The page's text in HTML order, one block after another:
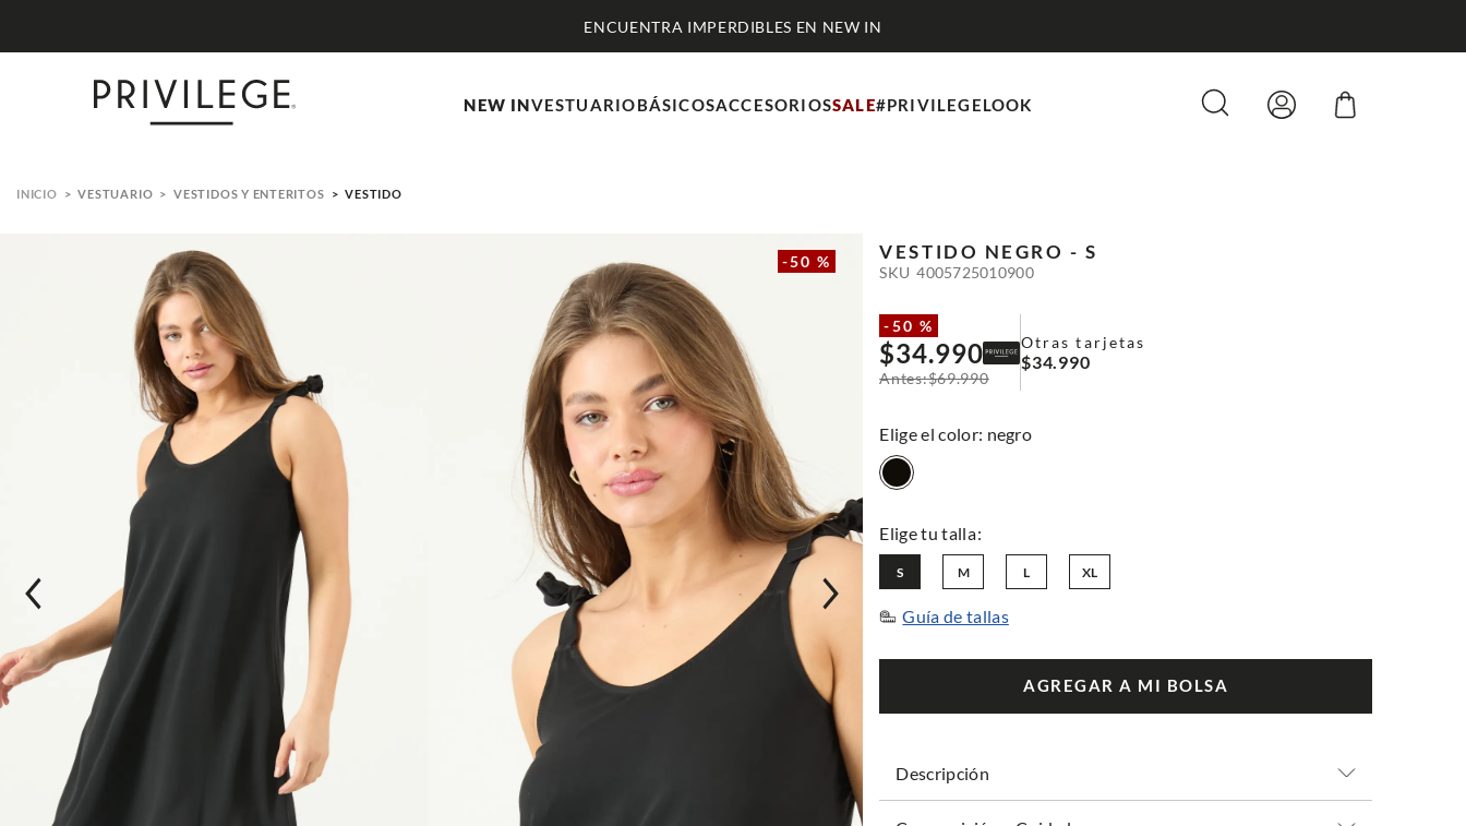
ENCUENTRA IMPERDIBLES EN NEW IN
NEW INVESTUARIOBÁSICOSACCESORIOSSALE#PRIVILEGELOOK
VESTUARIO VESTIDOS Y ENTERITOS VESTIDO
-50 % VESTIDO NEGRO - S
SKU 4005725010900
-50 %
$34.990
$69.990
Otras tarjetas
$34.990
: negro
L
M
S XL
Guía de tallas
AGREGAR A MI BOLSA
Descripción